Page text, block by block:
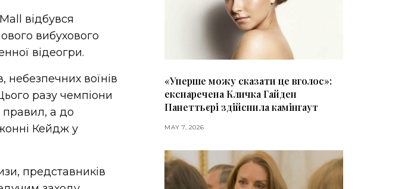
відбувся
вибухового
відеогри.
небезпечних воїнів
разу чемпіони
правил, а до
Кейдж у
представників
«Уперше можу сказати це вголос»:
екснаречена Кличка Гайден
Панеттьєрі здійснила камінгаут
MAY 7, 2026